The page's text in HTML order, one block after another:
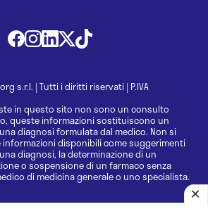
s.r.l. | Tutti i diritti riservati | P.IVA
in questo sito non sono un consulto
queste informazioni sostituiscono un
diagnosi formulata dal medico. Non si
disponibili come suggerimenti
diagnosi, la determinazione di un
o sospensione di un farmaco senza
di medicina generale o uno specialista.